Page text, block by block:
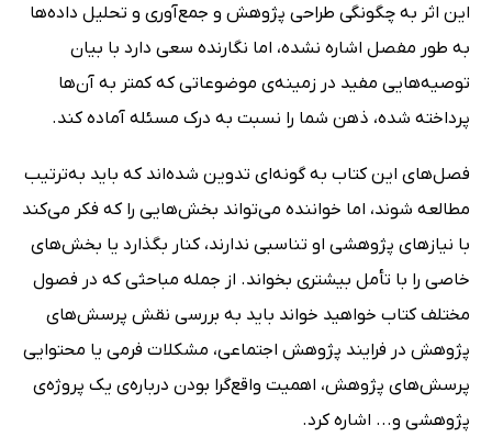
این اثر به چگونگی طراحی پژوهش و جمع‌آوری و تحلیل داده‌ها
به طور مفصل اشاره نشده، اما نگارنده سعی دارد با بیان
توصیه‌هایی مفید در زمینه‌ی موضوعاتی که کمتر به آن‌ها
پرداخته شده، ذهن شما را نسبت به درک مسئله آماده کند.
فصل‌های این کتاب به گونه‌ای تدوین شده‌اند که باید به‌ترتیب
مطالعه شوند، اما خواننده می‌تواند بخش‌هایی را که فکر می‌کند
با نیازهای پژوهشی او تناسبی ندارند، کنار بگذارد یا بخش‌های
خاصی را با تأمل بیشتری بخواند. از جمله مباحثی که در فصول
مختلف کتاب خواهید خواند باید به بررسی نقش پرسش‌های
پژوهش در فرایند پژوهش اجتماعی، مشکلات فرمی یا محتوایی
پرسش‌های پژوهش، اهمیت واقع‌گرا بودن درباره‌ی یک پروژه‌ی
پژوهشی و... اشاره کرد.